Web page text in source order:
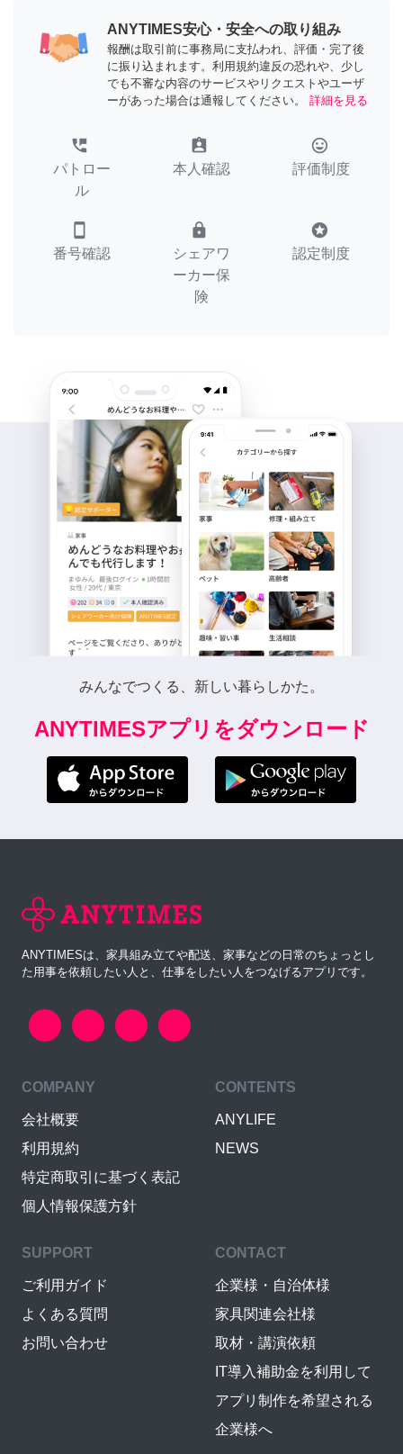
ANYTIMES安心・安全への取り組み
報酬は取引前に事務局に支払われ、評価・完了後
に振り込まれます。利用規約違反の恐れや、少し
でも不審な内容のサービスやリクエストやユーザ
ーがあった場合は通報してください。
詳細を見る
perm_phone_msg
パトロー
ル
assignment_ind
本人確認
tag_faces
評価制度
smartphone
番号確認
lock
シェアワ
ーカー保
険
stars
認定制度
みんなでつくる、新しい暮らしかた。
ANYTIMESアプリをダウンロード
ANYTIMESは、家具組み立てや配送、家事などの日常のちょっとし
た用事を依頼したい人と、仕事をしたい人をつなげるアプリです。
COMPANY
会社概要
利用規約
特定商取引に基づく表記
個人情報保護方針
CONTENTS
ANYLIFE
NEWS
SUPPORT
ご利用ガイド
よくある質問
お問い合わせ
CONTACT
企業様・自治体様
家具関連会社様
取材・講演依頼
IT導入補助金を利用して
アプリ制作を希望される
企業様へ